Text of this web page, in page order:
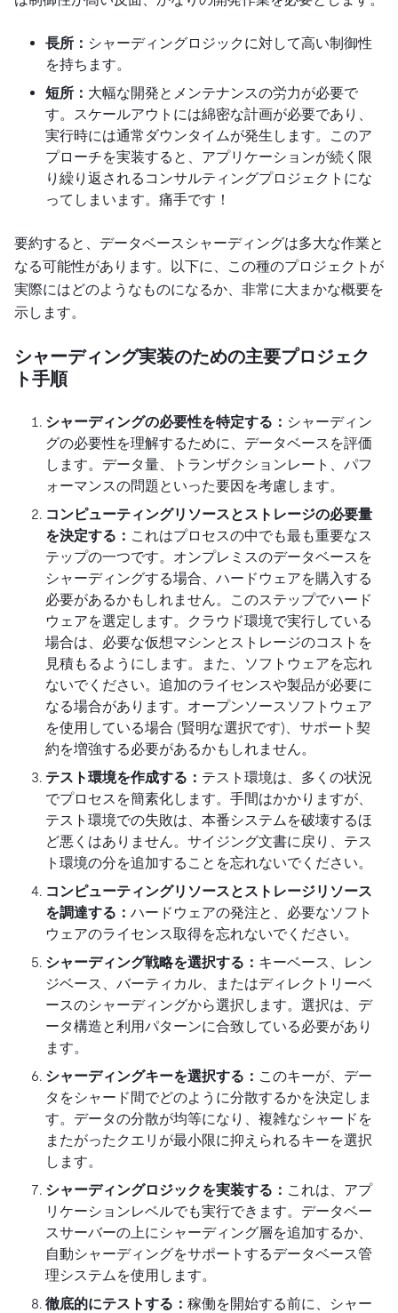
長所： シャーディングロジックに対して高い制御性
を持ちます。
短所： 大幅な開発とメンテナンスの労力が必要で
す。スケールアウトには綿密な計画が必要であり、
実行時には通常ダウンタイムが発生します。このア
プローチを実装すると、アプリケーションが続く限
り繰り返されるコンサルティングプロジェクトにな
ってしまいます。痛手です！
要約すると、データベースシャーディングは多大な作業と
なる可能性があります。以下に、この種のプロジェクトが
実際にはどのようなものになるか、非常に大まかな概要を
示します。
シャーディング実装のための主要プロジェク
ト手順
シャーディングの必要性を特定する： シャーディン
グの必要性を理解するために、データベースを評価
します。データ量、トランザクションレート、パフ
ォーマンスの問題といった要因を考慮します。
コンピューティングリソースとストレージの必要量
を決定する： これはプロセスの中でも最も重要なス
テップの一つです。オンプレミスのデータベースを
シャーディングする場合、ハードウェアを購入する
必要があるかもしれません。このステップでハード
ウェアを選定します。クラウド環境で実行している
場合は、必要な仮想マシンとストレージのコストを
見積もるようにします。また、ソフトウェアを忘れ
ないでください。追加のライセンスや製品が必要に
なる場合があります。オープンソースソフトウェア
を使用している場合 (賢明な選択です)、サポート契
約を増強する必要があるかもしれません。
テスト環境を作成する： テスト環境は、多くの状況
でプロセスを簡素化します。手間はかかりますが、
テスト環境での失敗は、本番システムを破壊するほ
ど悪くはありません。サイジング文書に戻り、テス
ト環境の分を追加することを忘れないでください。
コンピューティングリソースとストレージリソース
を調達する： ハードウェアの発注と、必要なソフト
ウェアのライセンス取得を忘れないでください。
シャーディング戦略を選択する： キーベース、レン
ジベース、バーティカル、またはディレクトリーベ
ースのシャーディングから選択します。選択は、デ
ータ構造と利用パターンに合致している必要があり
ます。
シャーディングキーを選択する： このキーが、デー
タをシャード間でどのように分散するかを決定しま
す。データの分散が均等になり、複雑なシャードを
またがったクエリが最小限に抑えられるキーを選択
します。
シャーディングロジックを実装する： これは、アプ
リケーションレベルでも実行できます。データベー
スサーバーの上にシャーディング層を追加するか、
自動シャーディングをサポートするデータベース管
理システムを使用します。
徹底的にテストする： 稼働を開始する前に、シャー